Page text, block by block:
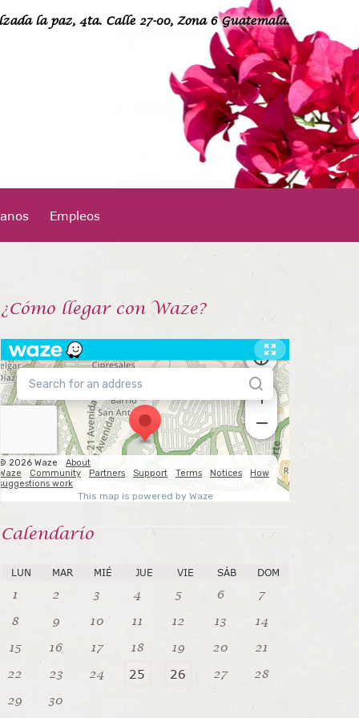
la paz, 4ta. Calle 27-00, Zona 6 Guatemala.
Empleos
¿Cómo llegar con Waze?
Calendarío
LUN MAR MIÉ JUE VIE SÁB DOM
1 2 3 4 5 6
7
8
9 10 11 12 13
14
15
16 17 18 19 20
21
22
23 24 25 26 27
28
29
30